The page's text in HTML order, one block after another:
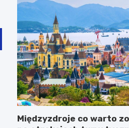
Międzyzdroje co warto